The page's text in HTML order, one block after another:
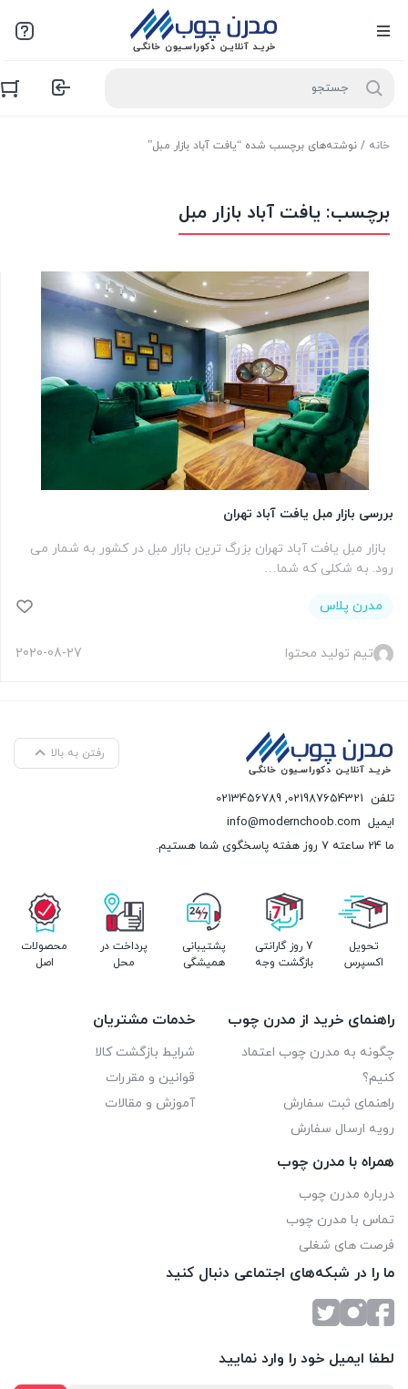
خانه / نوشته‌های برچسب شده “یافت آباد بازار مبل”
برچسب: یافت آباد بازار مبل
بررسی بازار مبل یافت آباد تهران
بازار مبل یافت آباد تهران بزرگ ترین بازار مبل در کشور به شمار می
رود. به شکلی که شما…
مدرن پلاس
تیم تولید محتوا 2020-08-27
رفتن به بالا
تلفن 021987654321
,
0213456789
ایمیل info@modernchoob.com
ما 24 ساعته 7 روز هفته پاسخگوی شما هستیم.
تحویل
اکسپرس
7 روز گارانتی
بازگشت وجه
پشتیبانی
همیشگی
پرداخت در
محل
محصولات
اصل
راهنمای خرید از مدرن چوب
چگونه به مدرن چوب اعتماد
کنیم؟
راهنمای ثبت سفارش
رویه ارسال سفارش
خدمات مشتریان
شرایط بازگشت کالا
قوانین و مقررات
آموزش و مقالات
همراه با مدرن چوب
درباره مدرن چوب
تماس با مدرن چوب
فرصت های شغلی
ما را در شبکه‌های اجتماعی دنبال کنید
لطفا ایمیل خود را وارد نمایید